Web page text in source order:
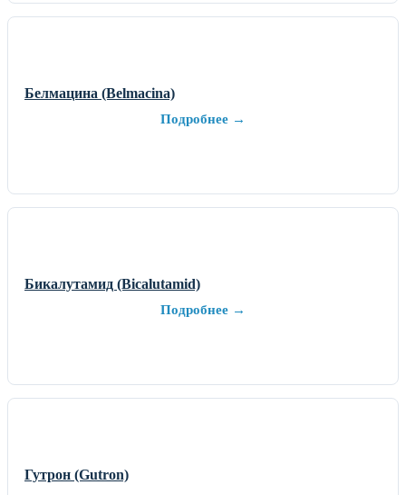
Белмацина (Belmacina)
Подробнее →
Бикалутамид (Bicalutamid)
Подробнее →
Гутрон (Gutron)